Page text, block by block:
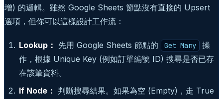
增) 的邏輯。雖然 Google Sheets 節點沒有直接的 Upsert
選項，但你可以這樣設計工作流：
Lookup： 先用 Google Sheets 節點的 Get Many
操
作，根據 Unique Key (例如訂單編號 ID) 搜尋是否已存
在該筆資料。
If Node： 判斷搜尋結果。如果為空 (Empty)，走 True